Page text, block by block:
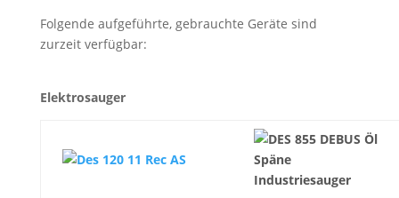
Folgende aufgeführte, gebrauchte Geräte sind
zurzeit verfügbar:
Elektrosauger